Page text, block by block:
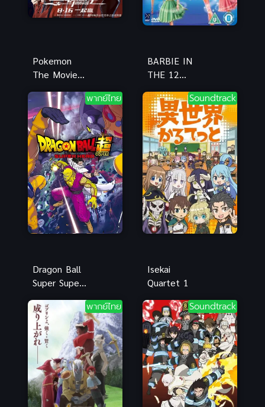
Pokemon
The Movie
เดอะมูฟวี่ 21
เรื่องราวแห่ง
ผองเรา พากย์
ไทย
BARBIE IN
THE 12
PRINCESSES
(2006) บาร์บี้
ใน 12 เจ้า
หญิงเริงระบำ
พากย์ไทย
พากย์ไทย
Dragon Ball
Super Super
บอลซูเปอร์
พากย์ไทยเสียง
ใหม่
Soundtrack
Isekai
Quartet 1
พากย์ไทย Soundtrack